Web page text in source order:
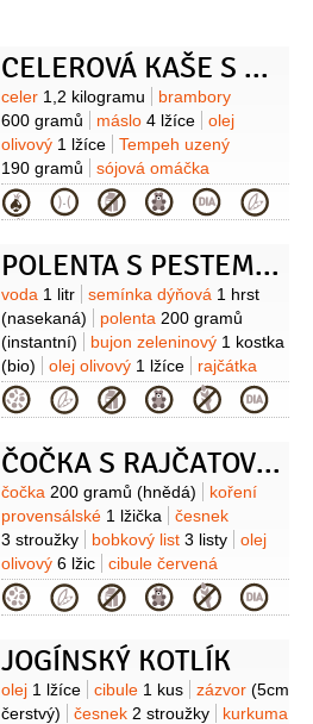
CELEROVÁ KAŠE S RESTOVANÝM TEMPEHEM
Suroviny
celer 1,2 kilogramu
brambory
600 gramů
máslo 4 lžíce
olej
olivový 1 lžíce
Tempeh uzený
190 gramů
sójová omáčka
2 lžíce
zelenina 800 gramů (2 až 4
druhy sezonní zeleniny)
sůl
Kategorie
POLENTA S PESTEM Z POLNÍČKU
Suroviny
voda 1 litr semínka dýňová 1 hrst
(nasekaná)
polenta 200 gramů
(instantní)
bujon zeleninový 1 kostka
(bio)
olej olivový 1 lžíce
rajčátka
cherry(na ozdobu)
salát polníček
(na ozdobu)
Na pesto: semínka
slunečnicová)
olej olivový
sůl
1/2lžičky
salát polníček
česnek 2 stroužky
Kategorie
ČOČKA S RAJČATOVOU OMÁČKOU
Suroviny
čočka 200 gramů (hnědá)
koření
provensálské 1 lžička
česnek
3 stroužky
bobkový list 3 listy
olej
olivový 6 lžic
cibule červená
3 kusy
sirup rýžový4 lžíce
rajčata
6 kusů (masitá) hřebíček2 kusy
Kategorie
JOGÍNSKÝ KOTLÍK
Suroviny
olej 1 lžíce cibule 1 kus zázvor (5cm
čerstvý)
česnek 2 stroužky
kurkuma